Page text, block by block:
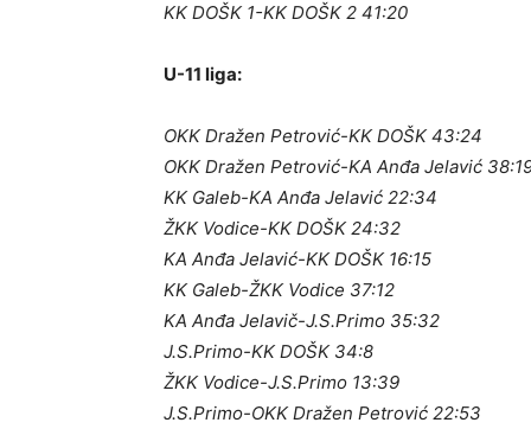
KK DOŠK 1-KK DOŠK 2 41:20
U-11 liga:
OKK Dražen Petrović-KK DOŠK 43:24
OKK Dražen Petrović-KA Anđa Jelavić
KK Galeb-KA Anđa Jelavić 22:34
ŽKK Vodice-KK DOŠK 24:32
KA Anđa Jelavić-KK DOŠK 16:15
KK Galeb-ŽKK Vodice 37:12
KA Anđa Jelavič-J.S.Primo 35:32
J.S.Primo-KK DOŠK 34:8
ŽKK Vodice-J.S.Primo 13:39
J.S.Primo-OKK Dražen Petrović 22:53